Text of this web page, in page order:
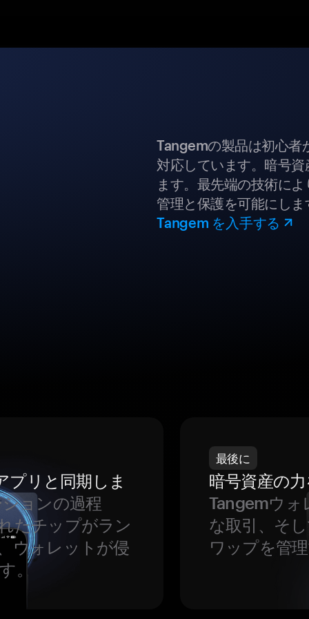
Tangemの製品は初心者
対応しています。暗号
ます。最先端の技術に
管理と保護を可能にしま
Tangem を入手する
プリと同期しま
ョンの過程
たチップがラン
ウォレットが侵
。
最後に
暗号資産の
Tangemウォ
な取引、そ
ワップを管